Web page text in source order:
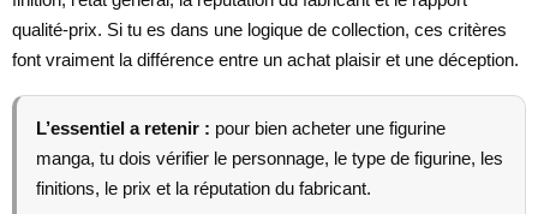
qualité-prix. Si tu es dans une logique de collection, ces critères
font vraiment la différence entre un achat plaisir et une déception.
L’essentiel a retenir : pour bien acheter une figurine
manga, tu dois vérifier le personnage, le type de figurine, les
finitions, le prix et la réputation du fabricant.